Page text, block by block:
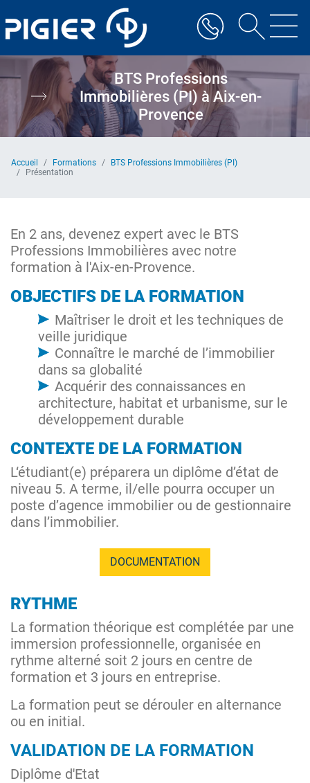
au
contenu
BTS Professions
Immobilières (PI) à Aix-en-
Provence
Accueil Formations
BTS Professions Immobilières (PI)
Présentation
En 2 ans, devenez expert avec le BTS
Professions Immobilières avec notre
formation à l'Aix-en-Provence.
OBJECTIFS DE LA FORMATION
Maîtriser le droit et les techniques de
veille juridique
Connaître le marché de l’immobilier
dans sa globalité
Acquérir des connaissances en
architecture, habitat et urbanisme, sur le
développement durable
CONTEXTE DE LA FORMATION
L‘étudiant(e) préparera un diplôme d’état de
niveau 5. A terme, il/elle pourra occuper un
poste d’agence immobilier ou de gestionnaire
dans l’immobilier.
DOCUMENTATION
RYTHME
La formation théorique est complétée par une
immersion professionnelle, organisée en
rythme alterné soit 2 jours en centre de
formation et 3 jours en entreprise.
La formation peut se dérouler en alternance
ou en initial.
VALIDATION DE LA FORMATION
Diplôme d'Etat